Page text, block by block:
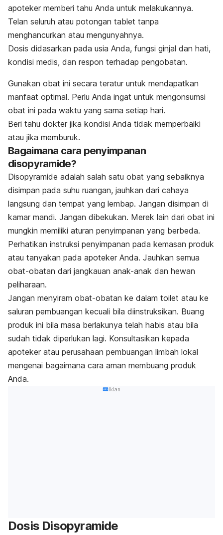
apoteker memberi tahu Anda untuk melakukannya.
Telan seluruh atau potongan tablet tanpa
menghancurkan atau mengunyahnya.
Dosis didasarkan pada usia Anda, fungsi ginjal dan hati,
kondisi medis, dan respon terhadap pengobatan.
Gunakan obat ini secara teratur untuk mendapatkan
manfaat optimal. Perlu Anda ingat untuk mengonsumsi
obat ini pada waktu yang sama setiap hari.
Beri tahu dokter jika kondisi Anda tidak memperbaiki
atau jika memburuk.
Bagaimana cara penyimpanan
disopyramide?
Disopyramide adalah salah satu obat yang sebaiknya
disimpan pada suhu ruangan, jauhkan dari cahaya
langsung dan tempat yang lembap. Jangan disimpan di
kamar mandi. Jangan dibekukan. Merek lain dari obat ini
mungkin memiliki aturan penyimpanan yang berbeda.
Perhatikan instruksi penyimpanan pada kemasan produk
atau tanyakan pada apoteker Anda. Jauhkan semua
obat-obatan dari jangkauan anak-anak dan hewan
peliharaan.
Jangan menyiram obat-obatan ke dalam toilet atau ke
saluran pembuangan kecuali bila diinstruksikan. Buang
produk ini bila masa berlakunya telah habis atau bila
sudah tidak diperlukan lagi. Konsultasikan kepada
apoteker atau perusahaan pembuangan limbah lokal
mengenai bagaimana cara aman membuang produk
Anda.
Iklan
Dosis Disopyramide